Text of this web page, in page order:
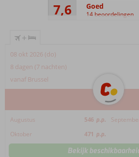
7,6 Goed
14 beoordelingen
+
08 okt 2026 (do)
8 dagen (7 nachten)
vanaf Brussel
Augustus 546 p.p.
Oktober
471 p.p.
Bekijk